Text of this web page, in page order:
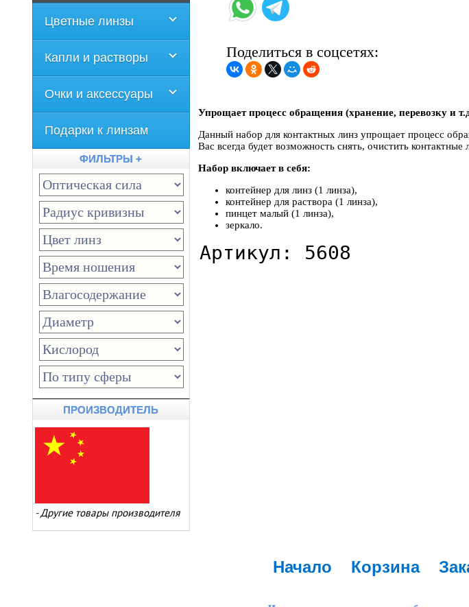
Поделиться в соцсетях:
Упрощает процесс обращения (хранение, перевозку и
Данный набор для контактных линз упрощает процесс
Вас всегда будет возможность снять, очистить
Набор включает в себя:
контейнер для линз (1 линза),
контейнер для раствора (1 линза),
пинцет малый (1 линза),
зеркало.
Артикул: 5608
Цветные линзы
Капли и растворы
Очки и аксессуары
Подарки к линзам
ФИЛЬТРЫ +
ПРОИЗВОДИТЕЛЬ
-Другие товары производителя
Начало Корзина